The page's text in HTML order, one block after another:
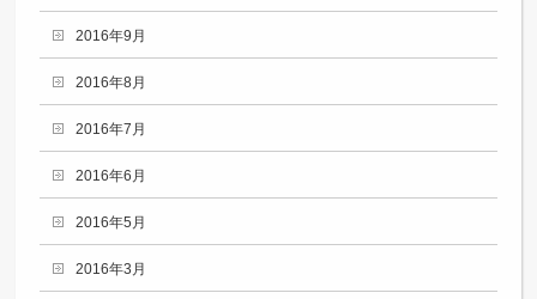
2016年9月
2016年8月
2016年7月
2016年6月
2016年5月
2016年3月